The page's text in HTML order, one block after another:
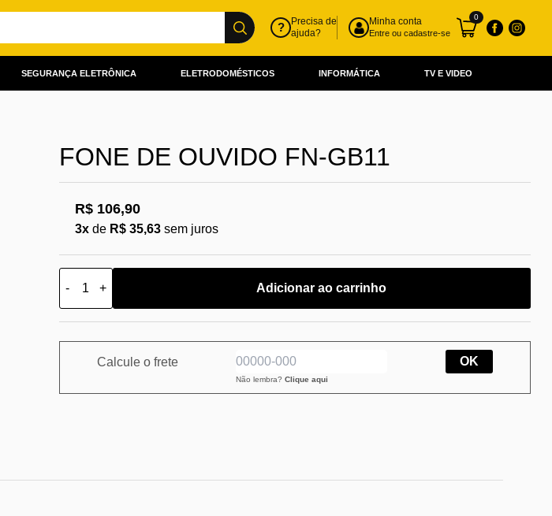
?
Precisa de
ajuda?
Minha conta
Entre ou cadastre-se
0
SEGURANÇA ELETRÔNICA ELETRODOMÉSTICOS INFORMÁTICA TV E VIDEO
FONE DE OUVIDO FN-GB11
R$ 106,90
3xde R$ 35,63sem juros
- + Adicionar ao carrinho
Calcule o frete
Não lembra?Clique aqui
OK